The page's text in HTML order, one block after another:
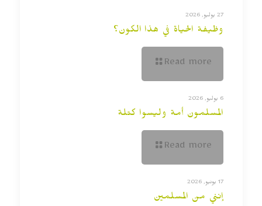
27 يوليو, 2026
وظيفة الحياة في هذا الكون؟
Read more
6 يوليو, 2026
المسلمون أمة وليسوا كتلة
Read more
17 يونيو, 2026
إنني من المسلمين